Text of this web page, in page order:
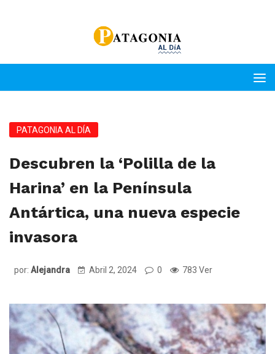
PATAGONIA AL DÍA
Descubren la ‘Polilla de la
Harina’ en la Península
Antártica, una nueva especie
invasora
por: Alejandra Abril 2, 2024 0 783 Ver